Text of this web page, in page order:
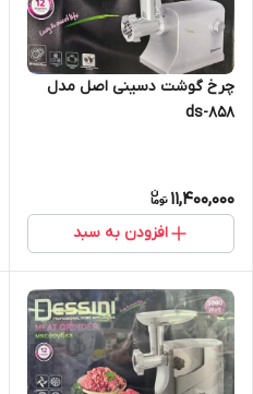
چرخ گوشت دسینی اصل مدل
ds-858
11,400,000
افزودن به سبد